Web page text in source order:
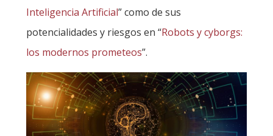
Inteligencia Artificial” como de sus
potencialidades y riesgos en “Robots y cyborgs:
los modernos prometeos”.